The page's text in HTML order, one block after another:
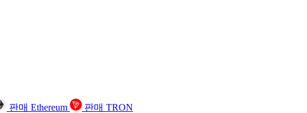
판매 Ethereum
판매 TRON